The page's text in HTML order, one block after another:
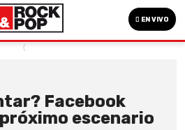
EN VIVO
Facebook
escenario